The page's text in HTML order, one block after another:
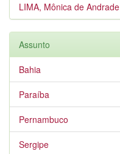
LIMA, Mônica de Andrade
Assunto
Bahia
Paraíba
Pernambuco
Sergipe